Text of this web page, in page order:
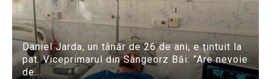
Daniel Jarda, un tânăr de 26 de ani, e țintuit la
pat. Viceprimarul din Sângeorz Băi: ”Are nevoie
de...